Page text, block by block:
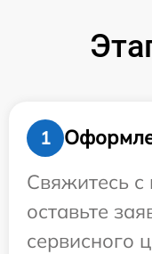
1
Свяжитесь
оставьте
сервисного